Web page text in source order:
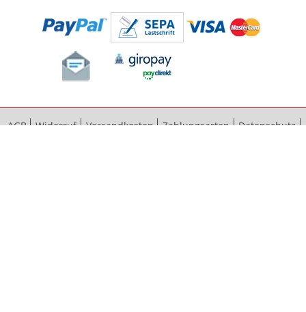
AGB Widerruf Versandkosten Zahlungsarten
Datenschutz